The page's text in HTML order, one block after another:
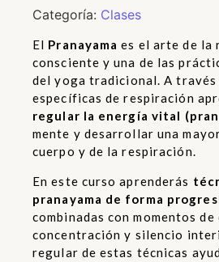
Categoría: Clases
El Pranayama es el arte de la
consciente y una de las
del yoga tradicional. A través
específicas de respiración
regular la energía vital
mente y desarrollar una
cuerpo y de la respiración.
En este curso aprenderás
pranayama de forma
combinadas con momentos
concentración y silencio
regular de estas técnicas